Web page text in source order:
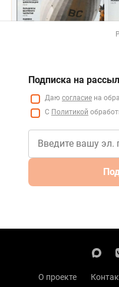
Подписка на
Даю согласие на
С Политикой
О проекте